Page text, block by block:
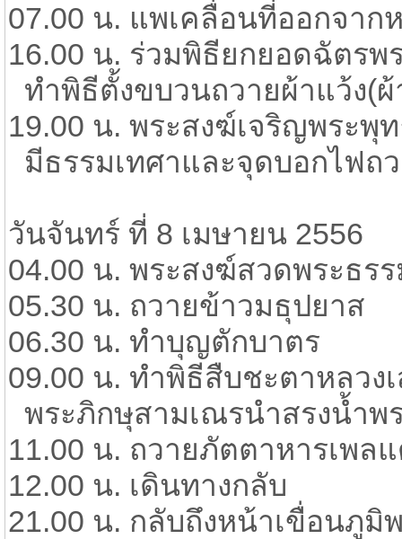
07.00 น. แพเคลื่อนที่ออกจาก
16.00 น. ร่วมพิธียกยอดฉัตรพ
ทำพิธีตั้งขบวนถวายผ้าแว้ง(
19.00 น. พระสงฆ์เจริญพระพุ
มีธรรมเทศาและจุดบอกไฟถ
วันจันทร์ ที่ 8 เมษายน 2556
04.00 น. พระสงฆ์สวดพระธร
05.30 น. ถวายข้าวมธุปยาส
06.30 น. ทำบุญตักบาตร
09.00 น. ทำพิธีสืบชะตาหลวง
พระภิกษุสามเณรนำสรงน้ำพ
11.00 น. ถวายภัตตาหารเพล
12.00 น. เดินทางกลับ
21.00 น. กลับถึงหน้าเขื่อนภูมิ